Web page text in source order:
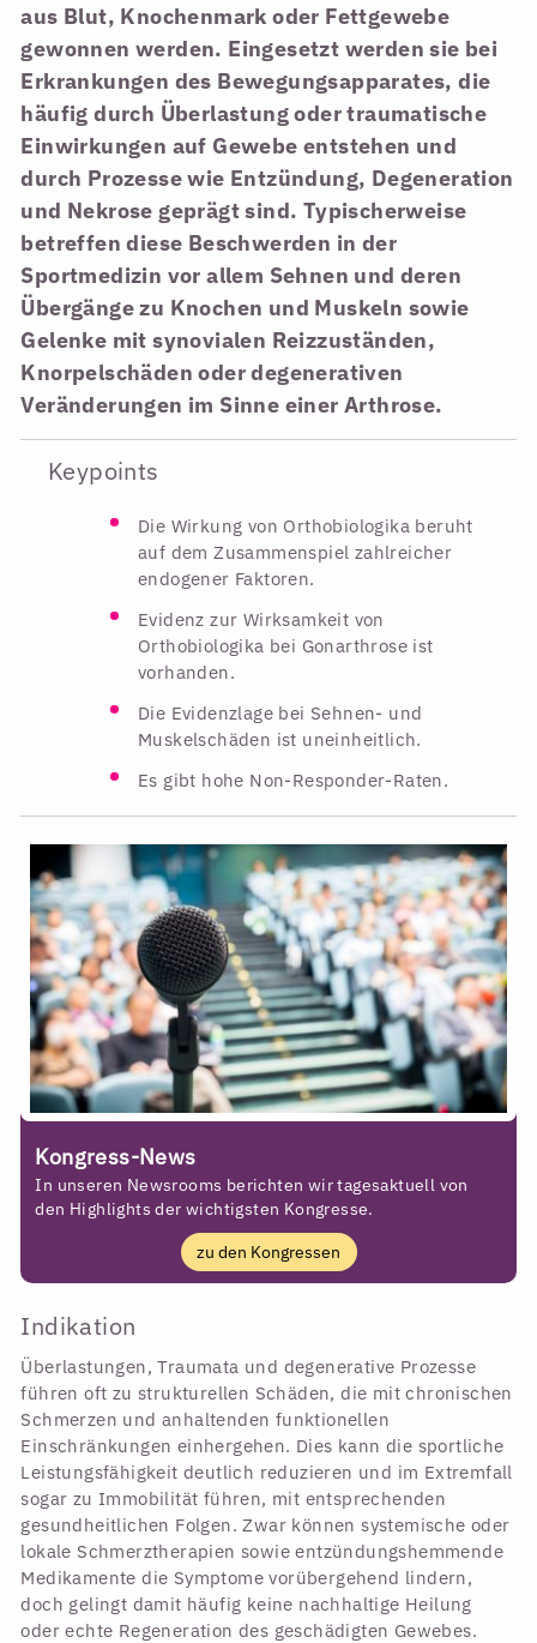
aus Blut, Knochenmark oder Fettgewebe
gewonnen werden. Eingesetzt werden sie bei
Erkrankungen des Bewegungsapparates, die
häufig durch Überlastung oder traumatische
Einwirkungen auf Gewebe entstehen und
durch Prozesse wie Entzündung, Degeneration
und Nekrose geprägt sind. Typischerweise
betreffen diese Beschwerden in der
Sportmedizin vor allem Sehnen und deren
Übergänge zu Knochen und Muskeln sowie
Gelenke mit synovialen Reizzuständen,
Knorpelschäden oder degenerativen
Veränderungen im Sinne einer Arthrose.
Keypoints
Die Wirkung von Orthobiologika beruht
auf dem Zusammenspiel zahlreicher
endogener Faktoren.
Evidenz zur Wirksamkeit von
Orthobiologika bei Gonarthrose ist
vorhanden.
Die Evidenzlage bei Sehnen- und
Muskelschäden ist uneinheitlich.
Es gibt hohe Non-Responder-Raten.
Kongress-News
In unseren Newsrooms berichten wir tagesaktuell von
den Highlights der wichtigsten Kongresse.
zu den Kongressen
Indikation
Überlastungen, Traumata und degenerative Prozesse
führen oft zu strukturellen Schäden, die mit chronischen
Schmerzen und anhaltenden funktionellen
Einschränkungen einhergehen. Dies kann die sportliche
Leistungsfähigkeit deutlich reduzieren und im Extremfall
sogar zu Immobilität führen, mit entsprechenden
gesundheitlichen Folgen. Zwar können systemische oder
lokale Schmerztherapien sowie entzündungshemmende
Medikamente die Symptome vorübergehend lindern,
doch gelingt damit häufig keine nachhaltige Heilung
oder echte Regeneration des geschädigten Gewebes.